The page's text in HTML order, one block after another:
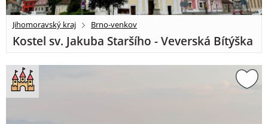
Jihomoravský kraj Brno-venkov
Kostel sv. Jakuba Staršího - Veverská Bítýška